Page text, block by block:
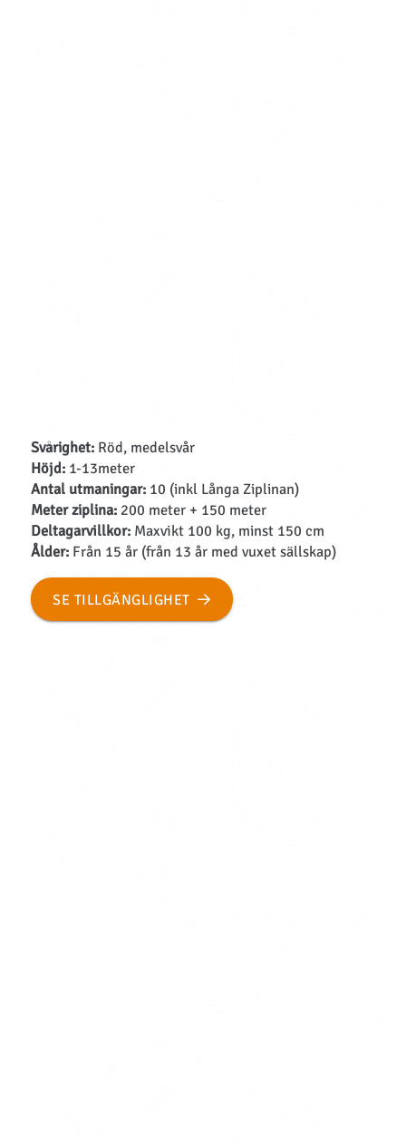
Svårighet:Röd, medelsvår
Höjd:1-13meter
Antal utmaningar: 10 (inkl Långa Ziplinan)
Meter ziplina:200 meter + 150 meter
Deltagarvillkor:Maxvikt 100 kg, minst 150 cm
Ålder:Från 15 år (från 13 år med vuxet sällskap)
SE TILLGÄNGLIGHET